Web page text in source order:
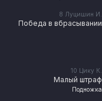
8 Луцишин И.
Победа в вбрасывании
10 Цику К.
Малый штраф
Подножка